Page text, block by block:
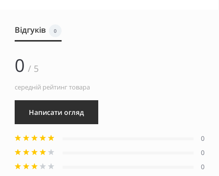
Відгуків 0
0 / 5
середній рейтинг товара
Написати огляд
0
0
0